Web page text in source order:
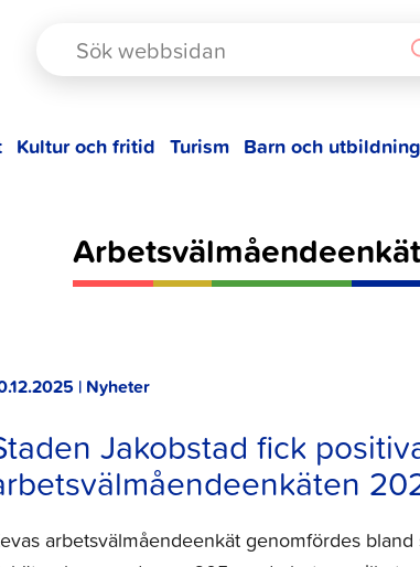
Kultur och fritid Turism Barn och utbildning
Arbetsvälmåendeenkät
| Nyheter
Jakobstad fick
arbetsvälmåendeenkät genomfördes